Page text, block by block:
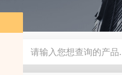
不锈钢干燥箱，烘箱控温范